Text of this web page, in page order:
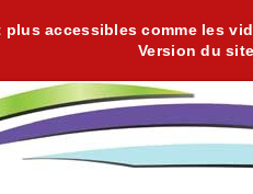
accessibles comme les
Version du